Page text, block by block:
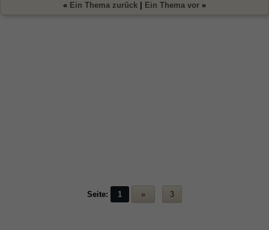
« Ein Thema zurück Ein Thema vor »
Seite: 1 » 3